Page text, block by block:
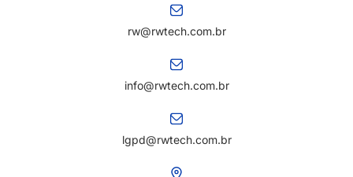
rw@rwtech.com.br
info@rwtech.com.br
lgpd@rwtech.com.br